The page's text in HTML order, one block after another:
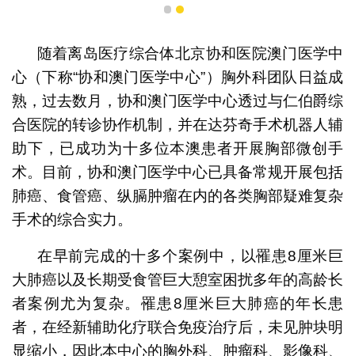
1 2
随着离岛医疗综合体北京协和医院澳门医学中
心（下称“协和澳门医学中心”）胸外科团队日益成
熟，过去数月，协和澳门医学中心透过与仁伯爵综
合医院的转诊协作机制，并在达芬奇手术机器人辅
助下，已成功为十多位本澳患者开展胸部微创手
术。目前，协和澳门医学中心已具备常规开展包括
肺癌、食管癌、纵膈肿瘤在内的各类胸部疑难复杂
手术的综合实力。
在早前完成的十多个案例中，以罹患8厘米巨
大肺癌以及长期受食管巨大憩室困扰多年的高龄长
者案例尤为复杂。罹患8厘米巨大肺癌的年长患
者，在经新辅助化疗联合免疫治疗后，未见肿块明
显缩小，因此本中心的胸外科、肿瘤科、影像科、